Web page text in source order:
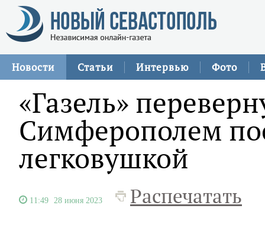
Новости Статьи Интервью Фото
«Газель»
Симферополем
легковушкой
11:49 28 июня 2023 Распечатать